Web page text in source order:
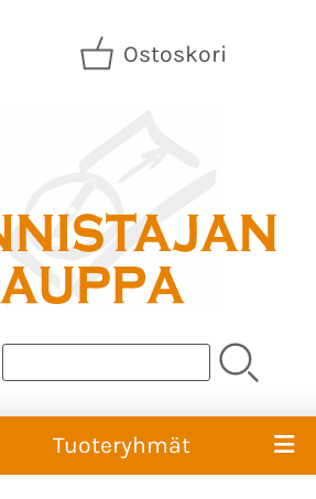
Ostoskori
Tuoteryhmät